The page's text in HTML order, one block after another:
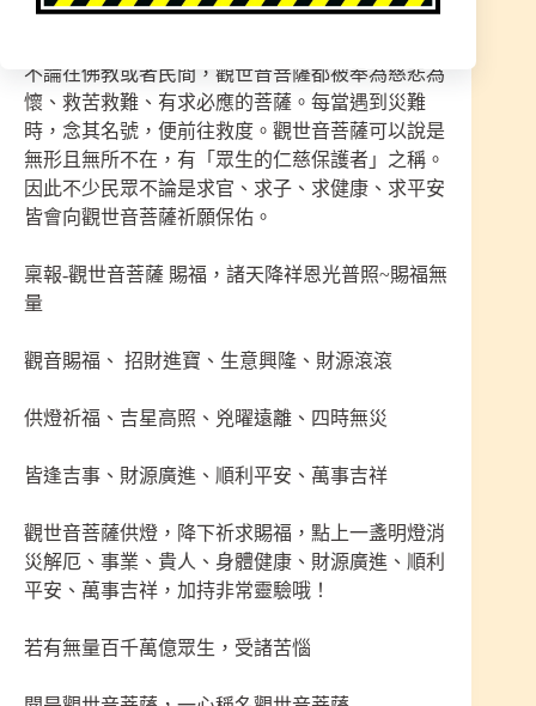
名號，觀世音菩薩即尋聲赴感，使之離苦得樂。
不論在佛教或者民間，觀世音菩薩都被奉為慈悲為
懷、救苦救難、有求必應的菩薩。每當遇到災難
時，念其名號，便前往救度。觀世音菩薩可以說是
無形且無所不在，有「眾生的仁慈保護者」之稱。
因此不少民眾不論是求官、求子、求健康、求平安
皆會向觀世音菩薩祈願保佑。
稟報-觀世音菩薩 賜福，諸天降祥恩光普照~賜福無
量
觀音賜福、 招財進寶、生意興隆、財源滾滾
供燈祈福、吉星高照、兇曜遠離、四時無災
皆逢吉事、財源廣進、順利平安、萬事吉祥
觀世音菩薩供燈，降下祈求賜福，點上一盞明燈消
災解厄、事業、貴人、身體健康、財源廣進、順利
平安、萬事吉祥，加持非常靈驗哦！
若有無量百千萬億眾生，受諸苦惱